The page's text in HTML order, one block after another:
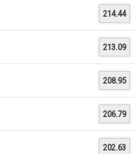
214.44
213.09
208.95
206.79
202.63